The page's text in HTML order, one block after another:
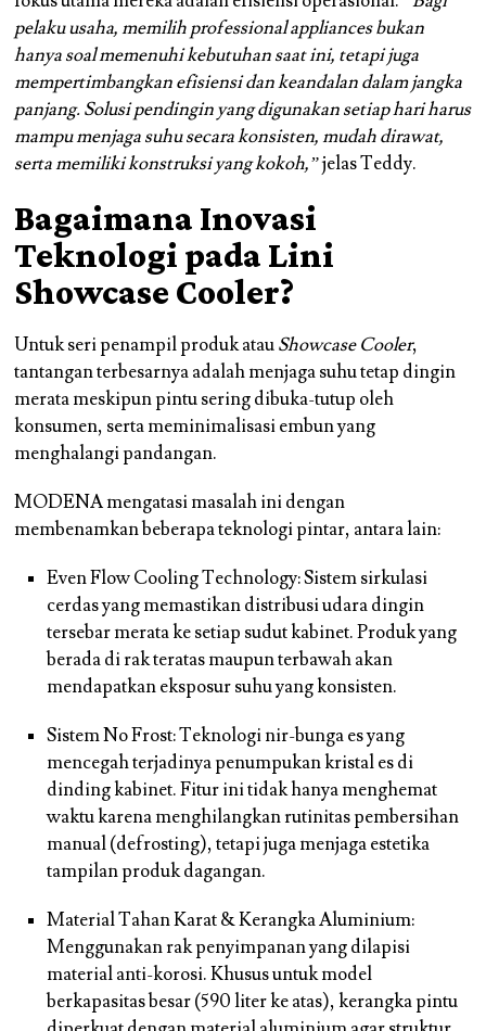
pelaku usaha, memilih professional appliances bukan
hanya soal memenuhi kebutuhan saat ini, tetapi juga
mempertimbangkan efisiensi dan keandalan dalam jangka
panjang. Solusi pendingin yang digunakan setiap hari harus
mampu menjaga suhu secara konsisten, mudah dirawat,
serta memiliki konstruksi yang kokoh,”jelas Teddy.
Bagaimana Inovasi
Teknologi pada Lini
Showcase Cooler?
Untuk seri penampil produk atauShowcase Cooler,
tantangan terbesarnya adalah menjaga suhu tetap dingin
merata meskipun pintu sering dibuka-tutup oleh
konsumen, serta meminimalisasi embun yang
menghalangi pandangan.
MODENA mengatasi masalah ini dengan
membenamkan beberapa teknologi pintar, antara lain:
Even Flow Cooling Technology: Sistem sirkulasi
cerdas yang memastikan distribusi udara dingin
tersebar merata ke setiap sudut kabinet. Produk yang
berada di rak teratas maupun terbawah akan
mendapatkan eksposur suhu yang konsisten.
Sistem No Frost: Teknologi nir-bunga es yang
mencegah terjadinya penumpukan kristal es di
dinding kabinet. Fitur ini tidak hanya menghemat
waktu karena menghilangkan rutinitas pembersihan
manual (defrosting), tetapi juga menjaga estetika
tampilan produk dagangan.
Material Tahan Karat & Kerangka Aluminium:
Menggunakan rak penyimpanan yang dilapisi
material anti-korosi. Khusus untuk model
berkapasitas besar (590 liter ke atas), kerangka pintu